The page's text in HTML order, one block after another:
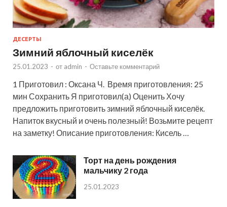
ДЕСЕРТЫ
Зимний яблочный киселёк
25.01.2023 - от admin - Оставьте комментарий
1 Приготовил : Оксана Ч. Время приготовления: 25
мин Сохранить Я приготовил(а) Оценить Хочу
предложить приготовить зимний яблочный киселёк.
Напиток вкусный и очень полезный! Возьмите рецепт
на заметку! Описание приготовления: Кисель …
Торт на день рождения
мальчику 2 года
25.01.2023